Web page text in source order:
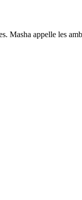
Masha appelle les